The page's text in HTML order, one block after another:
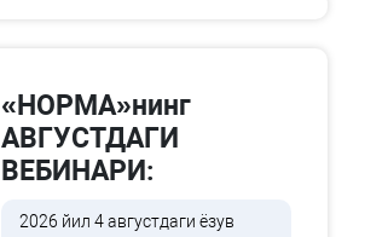
«НОРМА»нинг
АВГУСТДАГИ
ВЕБИНАРИ:
2026 йил 4 августдаги ёзув